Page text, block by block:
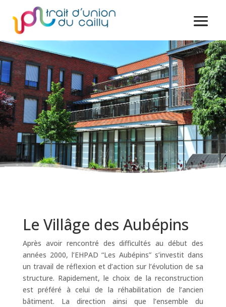
Le Villâge des Aubépins
Après avoir rencontré des difficultés au début des
années 2000, l’EHPAD “Les Aubépins” s’investit dans
un travail de réflexion et d’action sur l’évolution de sa
structure. Rapidement, le choix de la reconstruction
est préféré à celui de la réhabilitation de l’ancien
bâtiment. La direction ainsi que l’ensemble du